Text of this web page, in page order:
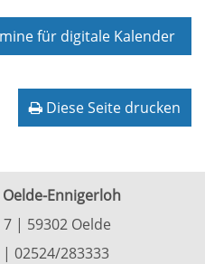
für digitale Kalender
Diese Seite drucken
Ennigerloh
| 59302 Oelde
02524/283333